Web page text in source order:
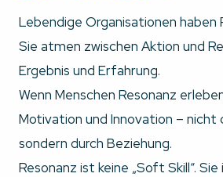
Lebendige Organisationen haben
Sie atmen zwischen Aktion und
Ergebnis und Erfahrung.
Wenn Menschen Resonanz
Motivation und Innovation – nicht
sondern durch Beziehung.
Resonanz ist keine „Soft Skill“. Sie